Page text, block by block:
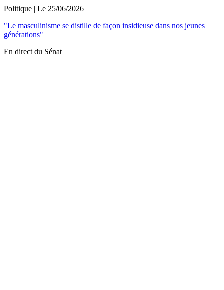
Politique | Le 25/06/2026
"Le masculinisme se distille de façon insidieuse dans nos jeunes
générations"
En direct du Sénat